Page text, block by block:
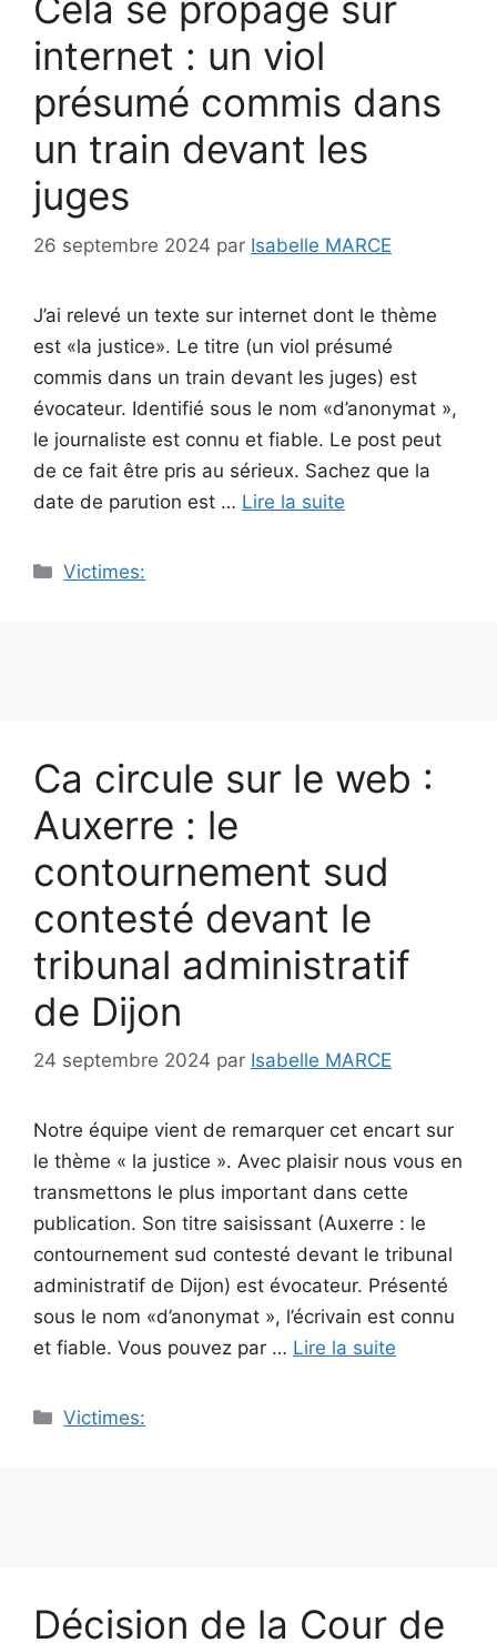
internet : un viol
présumé commis dans
un train devant les
juges
26 septembre 2024 par Isabelle MARCE
J’ai relevé un texte sur internet dont le thème
est «la justice». Le titre (un viol présumé
commis dans un train devant les juges) est
évocateur. Identifié sous le nom «d’anonymat »,
le journaliste est connu et fiable. Le post peut
de ce fait être pris au sérieux. Sachez que la
date de parution est … Lire la suite
Catégories
Victimes:
Ca circule sur le web :
Auxerre : le
contournement sud
contesté devant le
tribunal administratif
de Dijon
24 septembre 2024 par Isabelle MARCE
Notre équipe vient de remarquer cet encart sur
le thème « la justice ». Avec plaisir nous vous en
transmettons le plus important dans cette
publication. Son titre saisissant (Auxerre : le
contournement sud contesté devant le tribunal
administratif de Dijon) est évocateur. Présenté
sous le nom «d’anonymat », l’écrivain est connu
et fiable. Vous pouvez par … Lire la suite
Catégories
Victimes:
Décision de la Cour de